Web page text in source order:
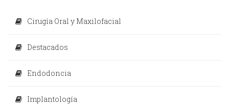
Cirugía Oral y Maxilofacial
Destacados
Endodoncia
Implantología